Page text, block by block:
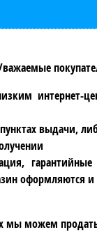
интернет-
выдачи,
оформляются
мы можем